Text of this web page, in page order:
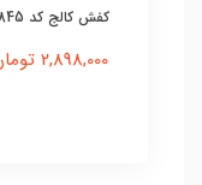
کفش کالج کد 2845
2,898,000 تومان